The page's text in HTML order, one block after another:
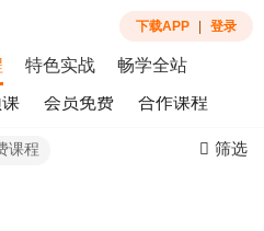
下载APP 登录
特色实战 畅学全站
会员免费 合作课程
课程 筛选